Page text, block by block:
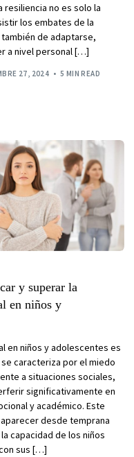
resiliencia no es solo la
los embates de la
de adaptarse,
a nivel personal […]
27, 2024 5 MIN READ
y superar la
en niños y
en niños y adolescentes es
caracteriza por el miedo
a situaciones sociales,
significativamente en
y académico. Este
desde temprana
capacidad de los niños
sus […]